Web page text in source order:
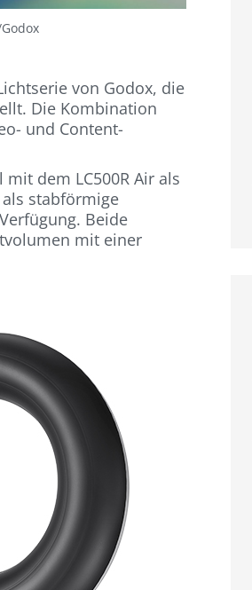
von Godox, die
Die Kombination
und Content-
dem LC500R Air als
als stabförmige
Beide
mit einer